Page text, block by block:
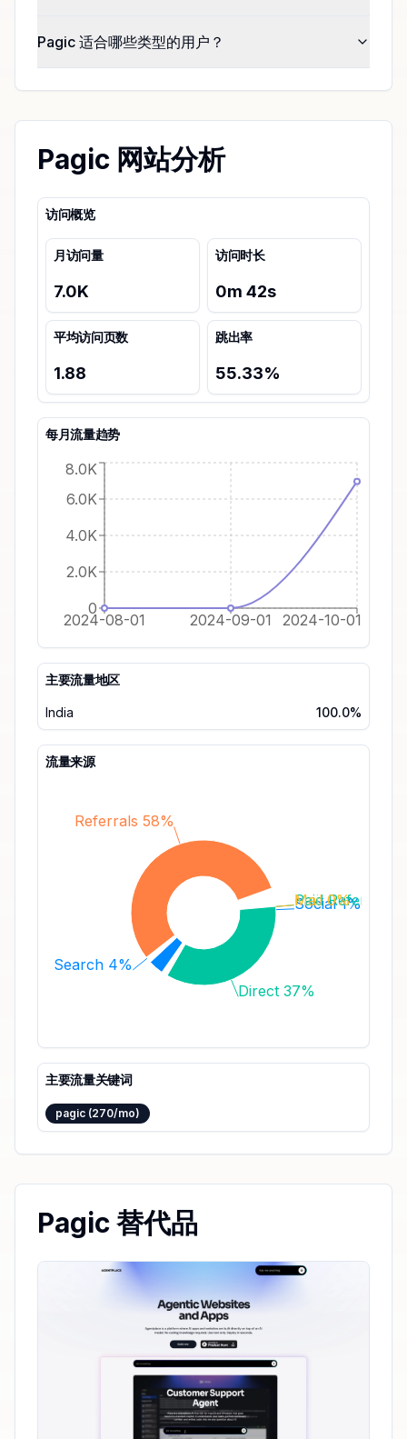
Pagic 适合哪些类型的用户？
Pagic 网站分析
访问概览
月访问量
7.0K
访问时长
0m 42s
平均访问页数
1.88
跳出率
55.33%
每月流量趋势
2024-08-01 2024-09-01 2024-10-01
0
2.0K
4.0K
6.0K
8.0K
主要流量地区
India 100.0%
流量来源
Social 1%
Paid Referrals
Mail 0%
Referrals 58%
Search 4%
Direct 37%
主要流量关键词
pagic (270/mo)
Pagic 替代品